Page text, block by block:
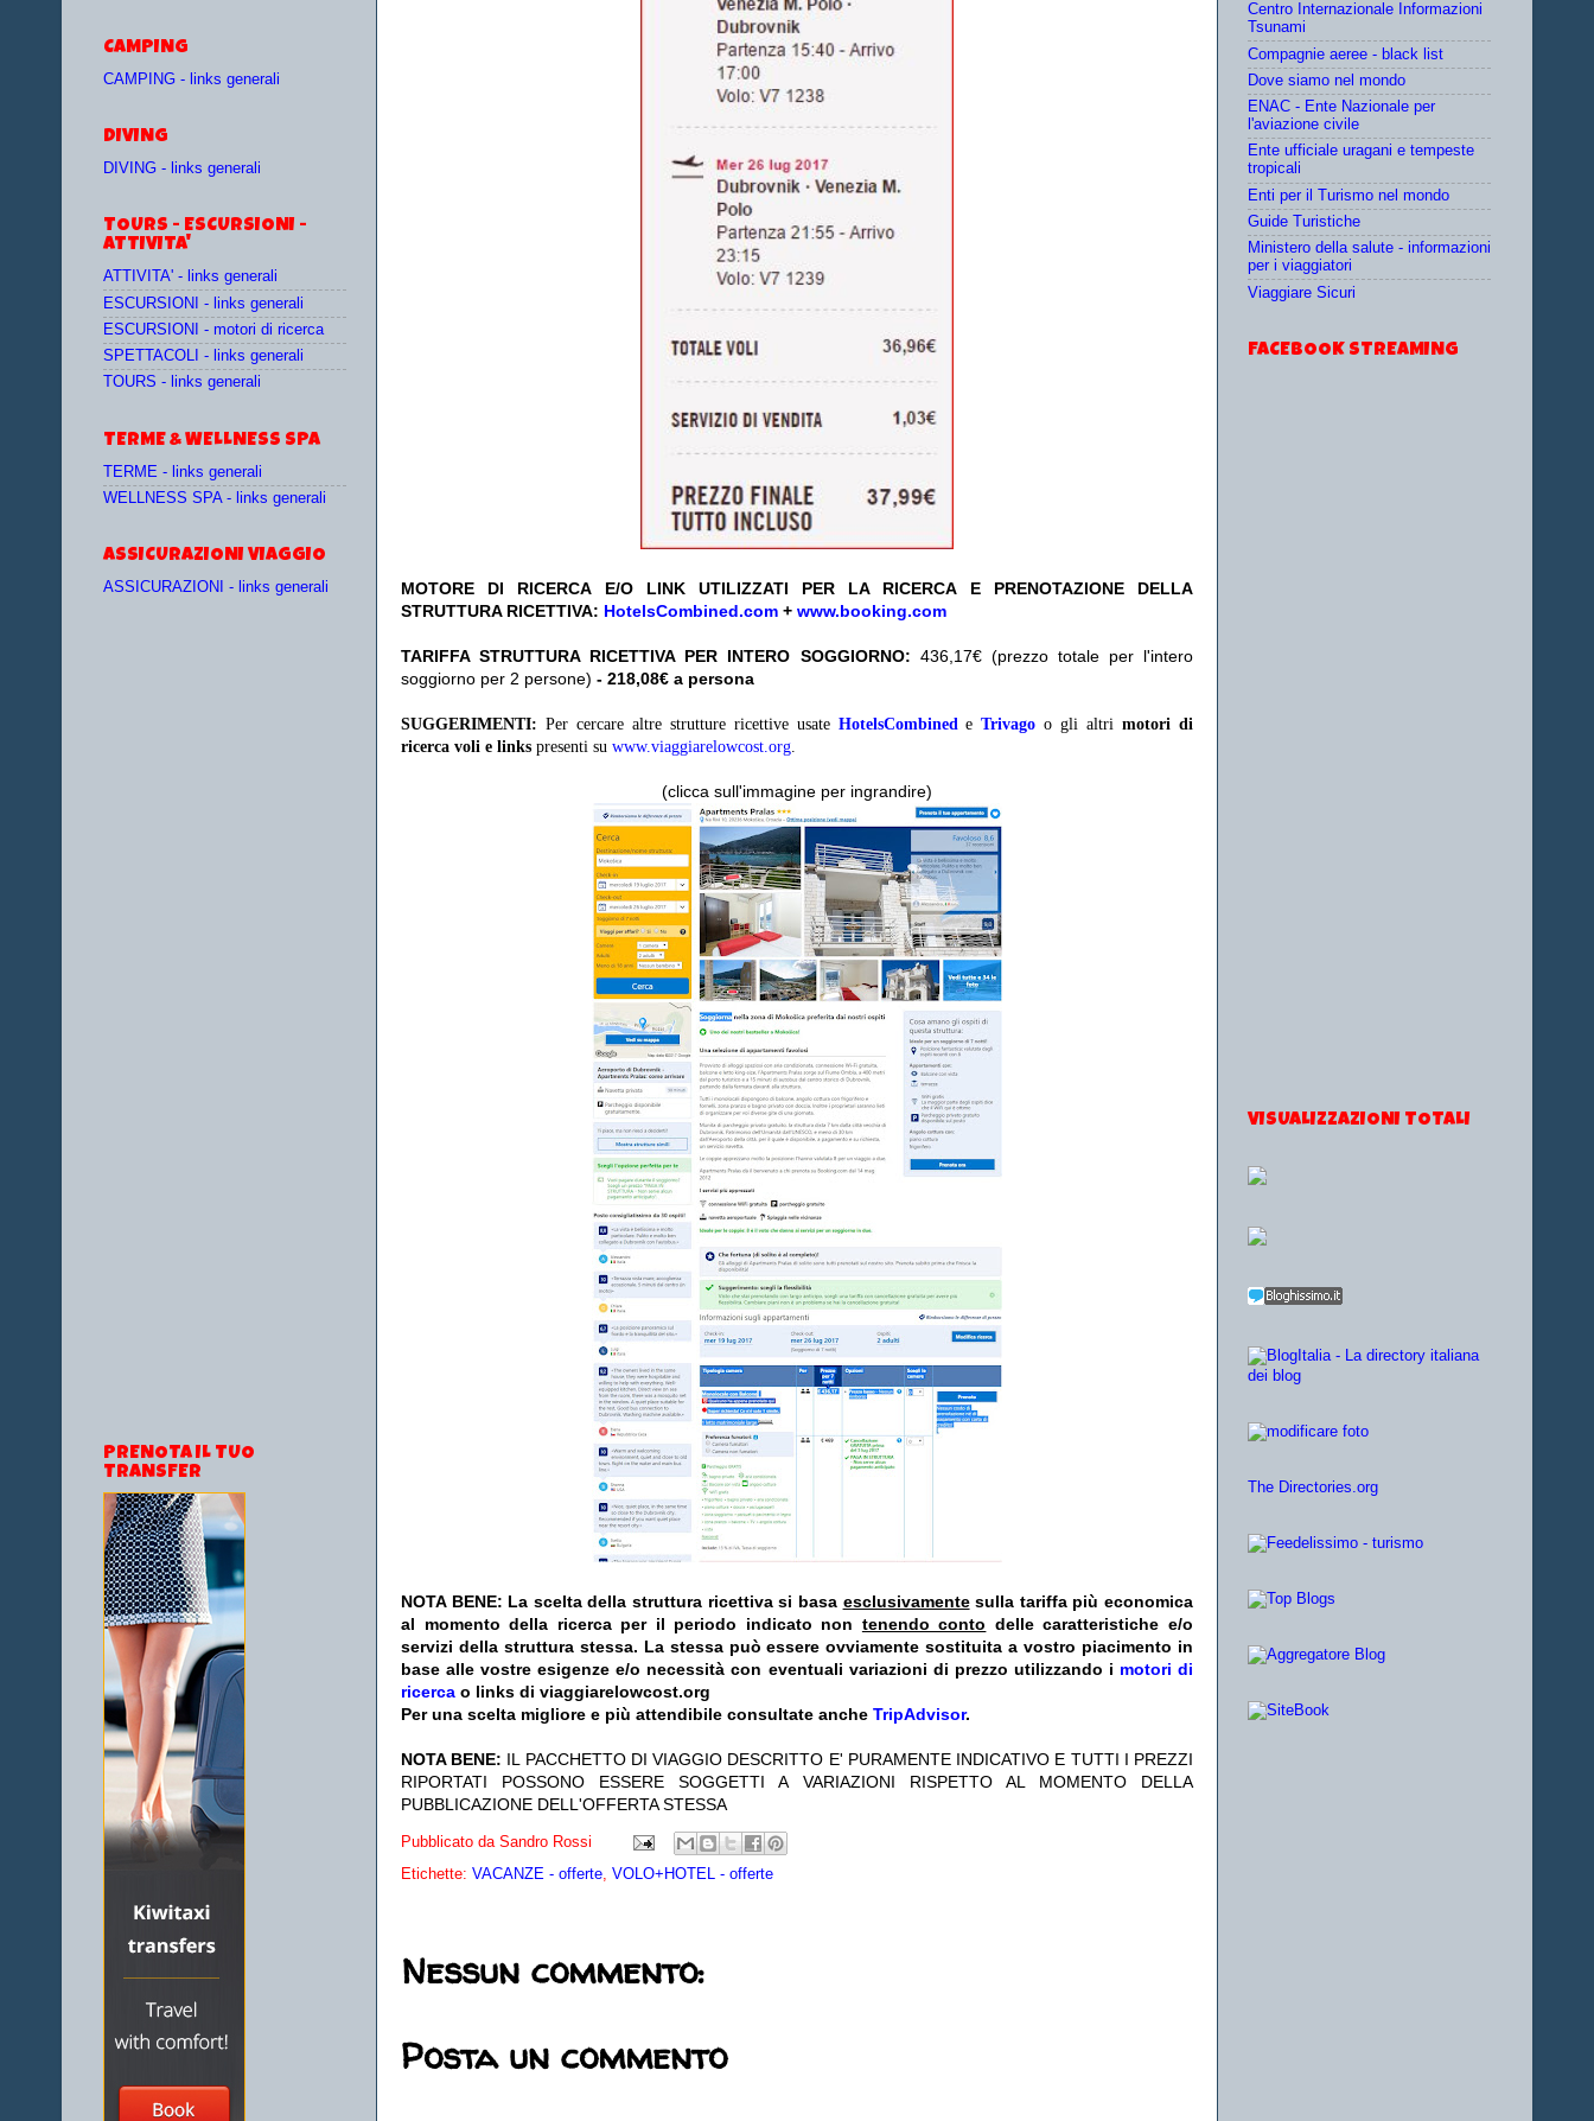
MOTORE DI RICERCA E/O LINK UTILIZZATI PER LA RICERCA E PRENOTAZIONE DELLA
STRUTTURA RICETTIVA: HotelsCombined.com + www.booking.com
TARIFFA STRUTTURA RICETTIVA PER INTERO SOGGIORNO: 436,17€ (prezzo totale per l'intero
soggiorno per 2 persone) - 218,08€ a persona
SUGGERIMENTI: Per cercare altre strutture ricettive usate HotelsCombinedeTrivago o gli altrimotori di
ricerca voli e links presenti su www.viaggiarelowcost.org.
(clicca sull'immagine per ingrandire)
NOTA BENE: La scelta della struttura ricettiva si basa esclusivamentesulla tariffa più economica
al momento della ricerca per il periodo indicato non tenendo conto delle caratteristiche e/o
servizi della struttura stessa. La stessa può essere ovviamente sostituita a vostro piacimento in
base alle vostre esigenze e/o necessità con eventuali variazioni di prezzo utilizzando i motori di
ricerca o links di viaggiarelowcost.org
Per una scelta migliore e più attendibile consultate anche TripAdvisor.
NOTA BENE: IL PACCHETTO DI VIAGGIO DESCRITTO E' PURAMENTE INDICATIVO E TUTTI I PREZZI
RIPORTATI POSSONO ESSERE SOGGETTI A VARIAZIONI RISPETTO AL MOMENTO DELLA
PUBBLICAZIONE DELL'OFFERTA STESSA
Pubblicato da Sandro Rossi
Etichette: VACANZE - offerte VOLO+HOTEL - offerte
Nessun commento:
Posta un commento
CAMPING
CAMPING - links generali
DIVING
DIVING - links generali
TOURS - ESCURSIONI -
ATTIVITA'
ATTIVITA' - links generali
ESCURSIONI - links generali
ESCURSIONI - motori di ricerca
SPETTACOLI - links generali
TOURS - links generali
TERME & WELLNESS SPA
TERME - links generali
WELLNESS SPA - links generali
ASSICURAZIONI VIAGGIO
ASSICURAZIONI - links generali
PRENOTA IL TUO
TRANSFER
Centro Internazionale Informazioni
Tsunami
Compagnie aeree - black list
Dove siamo nel mondo
ENAC - Ente Nazionale per
l'aviazione civile
Ente ufficiale uragani e tempeste
tropicali
Enti per il Turismo nel mondo
Guide Turistiche
Ministero della salute - informazioni
per i viaggiatori
Viaggiare Sicuri
FACEBOOK STREAMING
VISUALIZZAZIONI TOTALI
The Directories.org